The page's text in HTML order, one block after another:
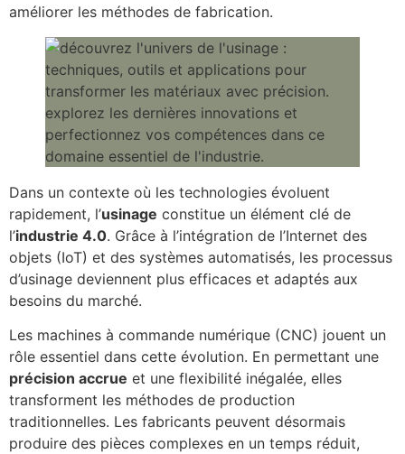
améliorer les méthodes de fabrication.
Dans un contexte où les technologies évoluent
rapidement, l’usinage constitue un élément clé de
l’industrie 4.0. Grâce à l’intégration de l’Internet des
objets (IoT) et des systèmes automatisés, les processus
d’usinage deviennent plus efficaces et adaptés aux
besoins du marché.
Les machines à commande numérique (CNC) jouent un
rôle essentiel dans cette évolution. En permettant une
précision accrue et une flexibilité inégalée, elles
transforment les méthodes de production
traditionnelles. Les fabricants peuvent désormais
produire des pièces complexes en un temps réduit,